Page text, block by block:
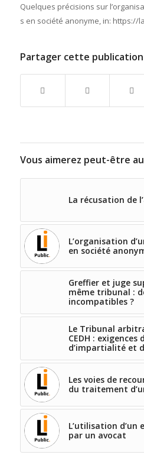
Quelques précisions sur
s en société anonyme, in: https://
Partager cette publication
Vous aimerez peut-être
La récusation de
L’organisation
en société
Greffier et juge
même tribunal :
incompatibles ?
Le Tribunal
CEDH : exigences
d’impartialité et
Les voies de
du traitement
L’utilisation d’un
par un avocat